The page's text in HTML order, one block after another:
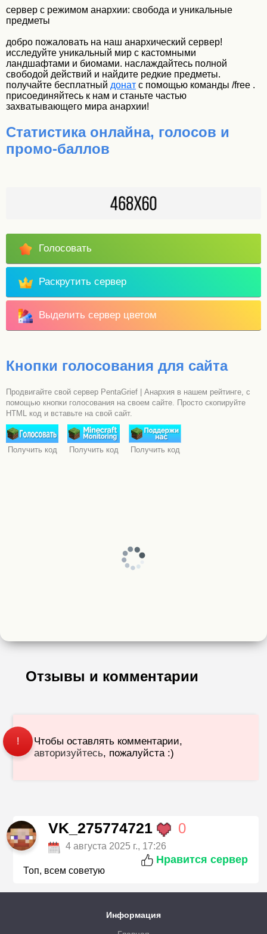
сервер с режимом анархии: свобода и уникальные
предметы
добро пожаловать на наш анархический сервер!
исследуйте уникальный мир с кастомными
ландшафтами и биомами. наслаждайтесь полной
свободой действий и найдите редкие предметы.
получайте бесплатный донат с помощью команды /free .
присоединяйтесь к нам и станьте частью
захватывающего мира анархии!
Статистика онлайна, голосов и
промо-баллов
Голосовать
Раскрутить сервер
Выделить сервер цветом
Кнопки голосования для сайта
Продвигайте свой сервер PentaGrief | Анархия в нашем рейтинге, с
помощью кнопки голосования на своем сайте. Просто скопируйте
HTML код и вставьте на свой сайт.
Получить код Получить код Получить код
Отзывы и комментарии
!
Чтобы оставлять комментарии,
авторизуйтесь, пожалуйста :)
VK_275774721 0
4 августа 2025 г., 17:26
Нравится сервер
Топ, всем советую
Информация